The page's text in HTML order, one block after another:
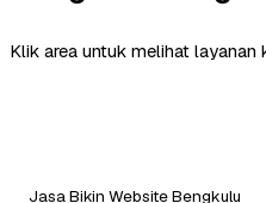
Klik area untuk melihat
Jasa Bikin Website Bengkulu